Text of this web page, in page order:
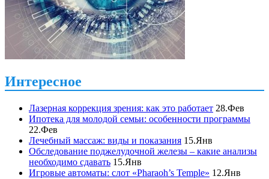
Интересное
Лазерная коррекция зрения: как это работает 28.Фев
Ипотека для молодой семьи: особенности программы
22.Фев
Лечебный массаж: виды и показания 15.Янв
Обследование поджелудочной железы – какие анализы
необходимо сдавать 15.Янв
Игровые автоматы: слот «Pharaoh’s Temple» 12.Янв